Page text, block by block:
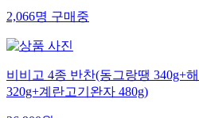
2,066명구매중
비비고 4종 반찬(동그랑땡 340g+
320g+계란고기완자 480g)